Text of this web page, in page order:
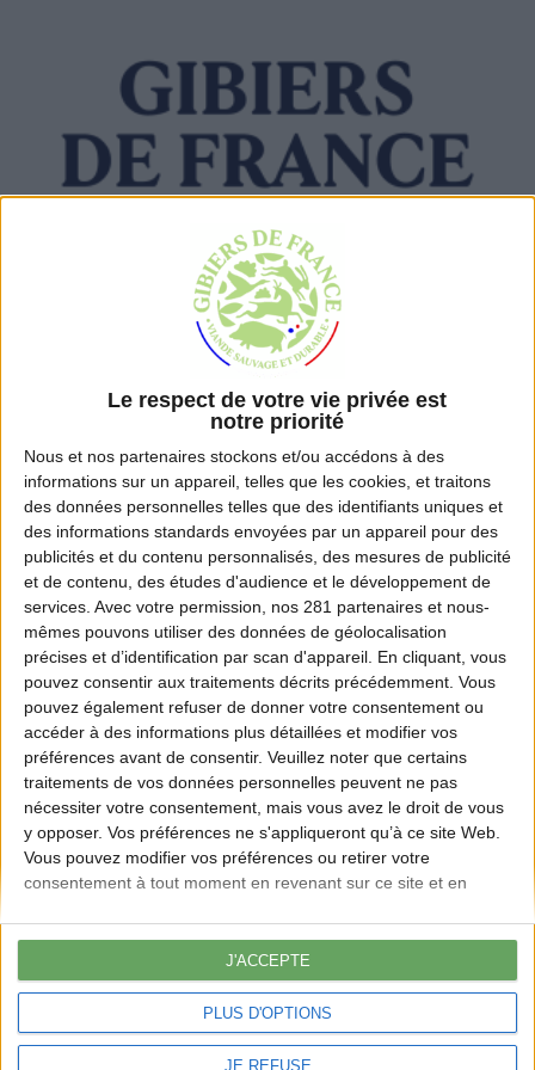
Le respect de votre vie privée est
notre priorité
Nous et nos partenaires stockons et/ou accédons à des
informations sur un appareil, telles que les cookies, et traitons
des données personnelles telles que des identifiants uniques et
des informations standards envoyées par un appareil pour des
publicités et du contenu personnalisés, des mesures de publicité
et de contenu, des études d'audience et le développement de
services. Avec votre permission, nos 281 partenaires et nous-
mêmes pouvons utiliser des données de géolocalisation
précises et d’identification par scan d'appareil. En cliquant, vous
pouvez consentir aux traitements décrits précédemment. Vous
pouvez également refuser de donner votre consentement ou
accéder à des informations plus détaillées et modifier vos
préférences avant de consentir. Veuillez noter que certains
traitements de vos données personnelles peuvent ne pas
nécessiter votre consentement, mais vous avez le droit de vous
y opposer. Vos préférences ne s'appliqueront qu’à ce site Web.
Vous pouvez modifier vos préférences ou retirer votre
consentement à tout moment en revenant sur ce site et en
PLUS D'OPTIONS
JE REFUSE
J'ACCEPTE
Nos recettes de gibiers
Consultez nos actualités
Trouvez nos produits
Trouvez nos produits
La viande de gibier française incarne ce que la nature offre de
meilleur : une alimentation locale, durable, respectueuse de la nature
et riche en goût.
Osez & Cuisinez
Osez la viande de gibier
Cuisinez sans cliché
Découvrez
Découvrez la marque-label
À propos
Foire aux questions (FAQ)
Espace presse